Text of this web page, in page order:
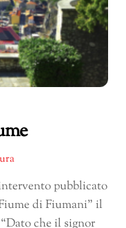
pubblicato
di Fiumani” il
che il signor